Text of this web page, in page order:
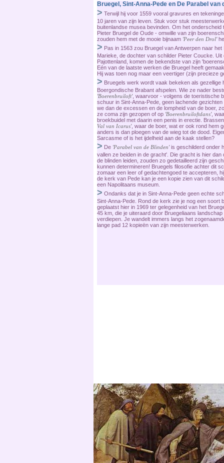
Bruegel, Sint-Anna-Pede en De Parabel van
> Terwijl hij voor 1559 vooral gravures en
10 jaren van zijn leven. Stuk voor stuk
buitenlandse musea bevinden. Om het
Pieter Bruegel de Oude - omwille van zijn
zouden hem met de mooie bijnaam 'Peer den Drol'
> Pas in 1563 zou Bruegel van Antwerpen naar
Marieke, de dochter van schilder Pieter Coucke.
Pajottenland, komen de bekendste van zijn
Eén van de laatste werken die Bruegel heeft
Hij was toen nog maar een veertiger (zijn precieze
> Bruegels werk wordt vaak bekeken als
Boergondische Brabant afspelen. Wie ze nader
'Boerenbruiloft', waarvoor - volgens de toeristische
schuur in Sint-Anna-Pede, geen lachende
we dan de excessen en de lompheid van de boer,
ze coma zijn gezopen of op 'Boerenbruiloftdans',
broekbuidel met daarin een penis in erectie.
Val van Icarus', waar de boer, wat er ook rond hem
anders is dan ploegen van de wieg tot de dood.
Sarcasme of is het ijdelheid aan de kaak stellen?
> De 'Parabel van de Blinden'is geschilderd onder
vallen ze beiden in de gracht'. Die gracht is hier
de blinden leiden, zouden zo gedetailleerd zijn
kunnen determineren! Bruegels filosofie achter dit
zomaar een leer of gedachtengoed te accepteren,
de kerk van Pede kan je een kopie zien van dit
een Napolitaans museum.
> Ondanks dat je in Sint-Anna-Pede geen echte
Sint-Anna-Pede. Rond de kerk zie je nog een
geplaatst hier in 1969 ter gelegenheid van het
45 km, die je uiteraard door Bruegeliaans
verdiepen. Je wandelt immers langs het
lange pad 12 kopieën van zijn meesterwerken.